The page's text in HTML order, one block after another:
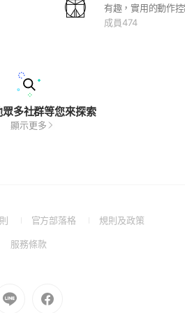
成員474
多社群等您來探索
顯示更多
(Open
a
官方部落格
(Open規則及政策(Open
服務條款(Open
window)
Go
to
Go
to